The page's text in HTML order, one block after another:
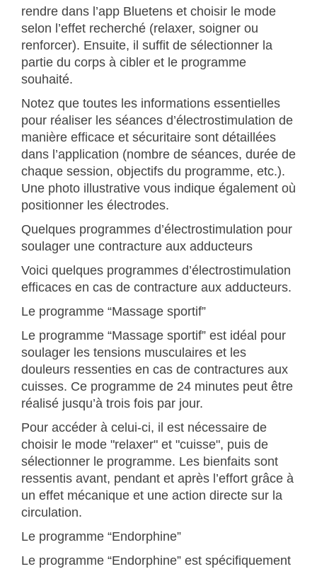
rendre dans l’app Bluetens et choisir le mode
selon l’effet recherché (relaxer, soigner ou
renforcer). Ensuite, il suffit de sélectionner la
partie du corps à cibler et le programme
souhaité.
Notez que toutes les informations essentielles
pour réaliser les séances d’électrostimulation de
manière efficace et sécuritaire sont détaillées
dans l’application (nombre de séances, durée de
chaque session, objectifs du programme, etc.).
Une photo illustrative vous indique également où
positionner les électrodes.
Quelques programmes d’électrostimulation pour
soulager une contracture aux adducteurs
Voici quelques programmes d’électrostimulation
efficaces en cas de contracture aux adducteurs.
Le programme “Massage sportif”
Le programme “Massage sportif” est idéal pour
soulager les tensions musculaires et les
douleurs ressenties en cas de contractures aux
cuisses. Ce programme de 24 minutes peut être
réalisé jusqu’à trois fois par jour.
Pour accéder à celui-ci, il est nécessaire de
choisir le mode "relaxer" et "cuisse", puis de
sélectionner le programme. Les bienfaits sont
ressentis avant, pendant et après l’effort grâce à
un effet mécanique et une action directe sur la
circulation.
Le programme “Endorphine”
Le programme “Endorphine” est spécifiquement